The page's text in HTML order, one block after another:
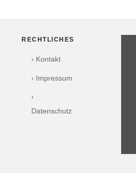
RECHTLICHES
› Kontakt
› Impressum
›
Datenschutz